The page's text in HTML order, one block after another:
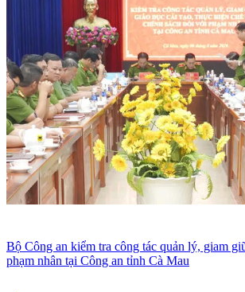
Bộ Công an kiểm tra công tác quản lý, giam
phạm nhân tại Công an tỉnh Cà Mau